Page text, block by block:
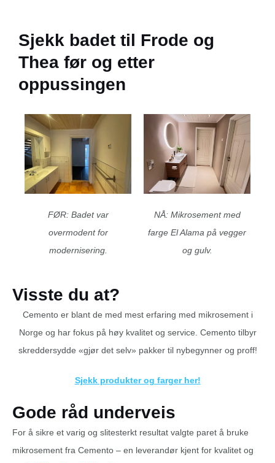
Sjekk badet til Frode og
Thea før og etter
oppussingen
FØR: Badet var
overmodent for
modernisering.
NÅ: Mikrosement med
farge El Alama på vegger
og gulv.
Visste du at?
Cemento er blant de med mest erfaring med mikrosement i
Norge og har fokus på høy kvalitet og service. Cemento tilbyr
skreddersydde «gjør det selv» pakker til nybegynner og proff!
Sjekk produkter og farger her!
Gode råd underveis
For å sikre et varig og slitesterkt resultat valgte paret å bruke
mikrosement fra Cemento – en leverandør kjent for kvalitet og